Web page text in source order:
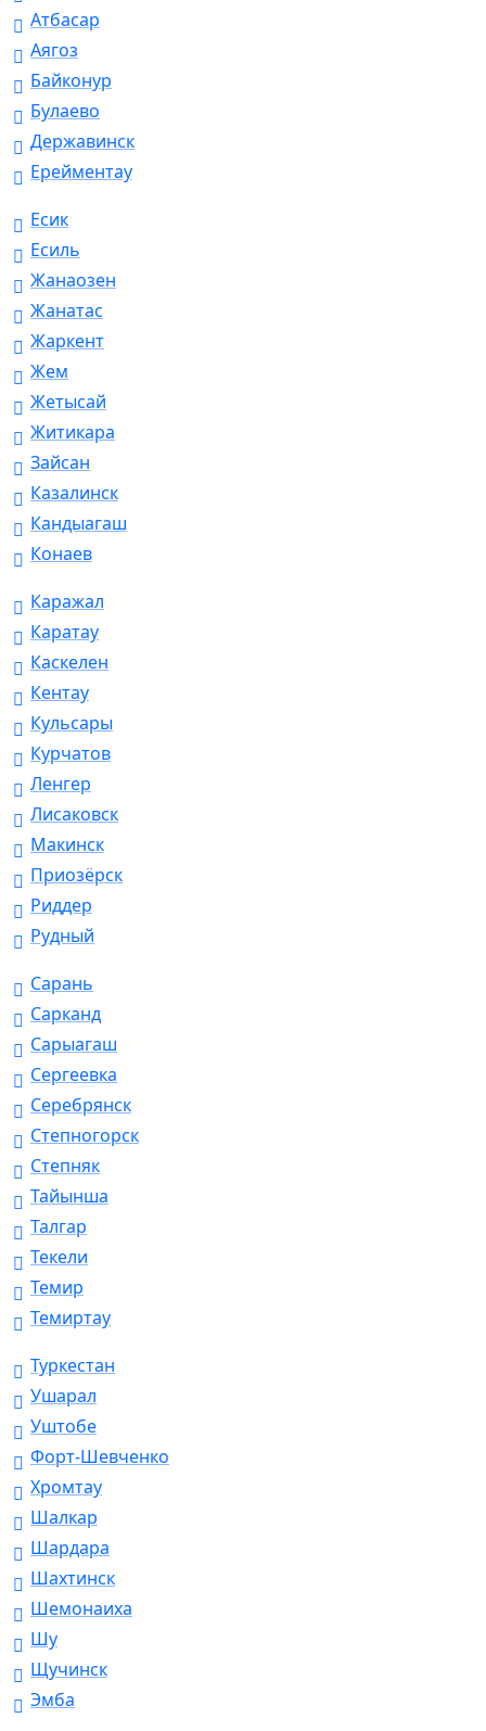
Атбасар
Аягоз
Байконур
Булаево
Державинск
Ерейментау
Есик
Есиль
Жанаозен
Жанатас
Жаркент
Жем
Жетысай
Житикара
Зайсан
Казалинск
Кандыагаш
Конаев
Каражал
Каратау
Каскелен
Кентау
Кульсары
Курчатов
Ленгер
Лисаковск
Макинск
Приозёрск
Риддер
Рудный
Сарань
Сарканд
Сарыагаш
Сергеевка
Серебрянск
Степногорск
Степняк
Тайынша
Талгар
Текели
Темир
Темиртау
Туркестан
Ушарал
Уштобе
Форт-Шевченко
Хромтау
Шалкар
Шардара
Шахтинск
Шемонаиха
Шу
Щучинск
Эмба